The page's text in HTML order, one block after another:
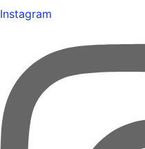
Instagram